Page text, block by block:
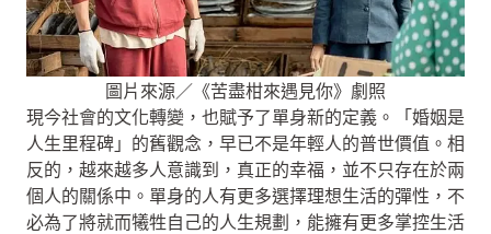
圖片來源／《苦盡柑來遇見你》劇照
現今社會的文化轉變，也賦予了單身新的定義。「婚姻是
人生里程碑」的舊觀念，早已不是年輕人的普世價值。相
反的，越來越多人意識到，真正的幸福，並不只存在於兩
個人的關係中。單身的人有更多選擇理想生活的彈性，不
必為了將就而犧牲自己的人生規劃，能擁有更多掌控生活